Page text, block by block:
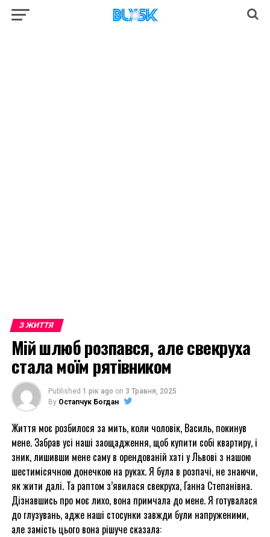
З ЖИТТЯ
Мій шлюб розпався, але свекруха
стала моїм рятівником
Published 1 рік ago on 3 Травня, 2025
By Остапчук Богдан
Життя моє розбилося за мить, коли чоловік, Василь, покинув
мене. Забрав усі наші заощадження, щоб купити собі квартиру, і
зник, лишивши мене саму в орендованій хаті у Львові з нашою
шестимісячною донечкою на руках. Я була в розпачі, не знаючи,
як жити далі. Та раптом з’явилася свекруха, Ганна Степанівна.
Дізнавшись про моє лихо, вона примчала до мене. Я готувалася
до глузувань, адже наші стосунки завжди були напруженими,
але замість цього вона рішуче сказала: